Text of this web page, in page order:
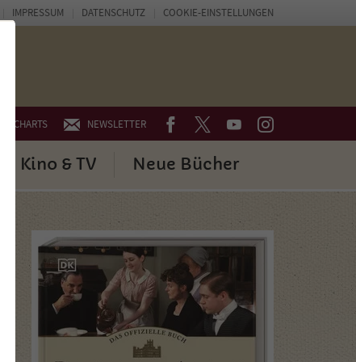
CHARTS NEWSLETTER FACEBOOKTWITTERYOUTUBEINSTAGRAM
Kino & TV Neue Bücher
IMPRESSUM DATENSCHUTZ COOKIE-EINSTELLUNGEN